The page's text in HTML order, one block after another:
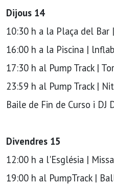
Dijous 14
10:30 h a la Plaça del
16:00 h a la Piscina |
17:30 h al Pump Track |
23:59 h al Pump Track |
Baile de Fin de Curso i DJ
Divendres 15
12:00 h a l'Església |
19:00 h al PumpTrack |